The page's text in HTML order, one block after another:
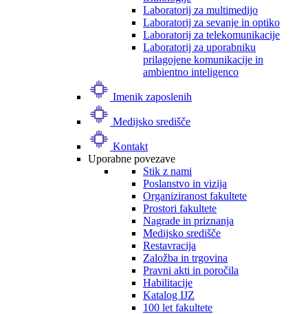
Laboratorij za multimedijo
Laboratorij za sevanje in optiko
Laboratorij za telekomunikacije
Laboratorij za uporabniku
prilagojene komunikacije in
ambientno inteligenco
Imenik zaposlenih
Medijsko središče
Kontakt
Uporabne povezave
Stik z nami
Poslanstvo in vizija
Organiziranost fakultete
Prostori fakultete
Nagrade in priznanja
Medijsko središče
Restavracija
Založba in trgovina
Pravni akti in poročila
Habilitacije
Katalog IJZ
100 let fakultete